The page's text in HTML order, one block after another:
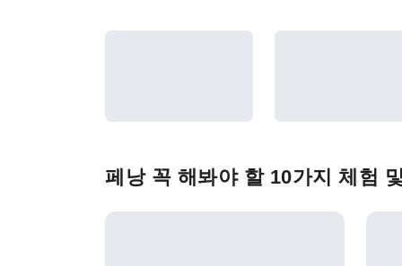
페낭 꼭 해봐야 할 10가지 체험